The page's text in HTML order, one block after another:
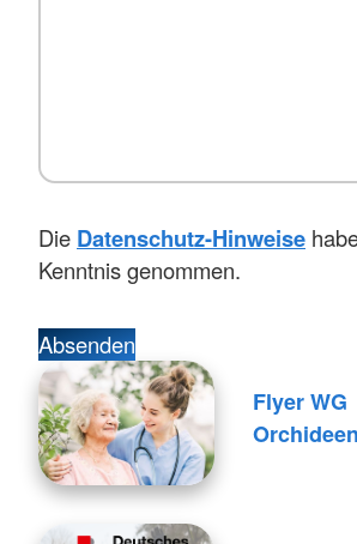
Die Datenschutz-Hinweise
Kenntnis genommen.
Absenden
Flyer WG